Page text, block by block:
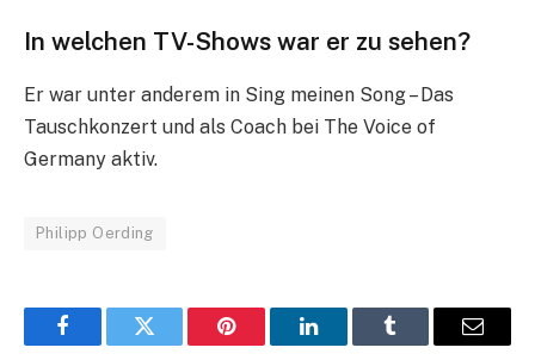
In welchen TV-Shows war er zu sehen?
Er war unter anderem in Sing meinen Song – Das
Tauschkonzert und als Coach bei The Voice of
Germany aktiv.
Philipp Oerding
FacebookTwitter Pinterest LinkedInTumblr Email